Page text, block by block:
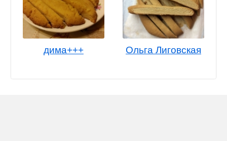
дима+++ Ольга Лиговская